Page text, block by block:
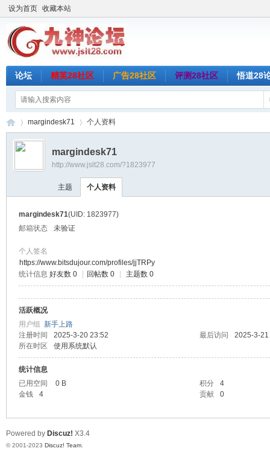
设为首页 收藏本站
论坛 精英28社区 广告28社区 评测28社区 悟道28
›
margindesk71 个人资料
margindesk71
http://www.jslt28.com/?1823977
主题 个人资料
margindesk71(UID: 1823977)
邮箱状态
未验证
个人签名
https://www.bitsdujour.com/profiles/jjTRPy
统计信息 好友数 0 回帖数 0 主题数 0
活跃概况
用户组 新手上路
注册时间
2025-3-20 23:52 最后访问
2025-3-
所在时区
使用系统默认
统计信息
已用空间
0 B 积分
4
金钱
4 贡献 0
Powered by Discuz! X3.4
© 2001-2023 Discuz! Team